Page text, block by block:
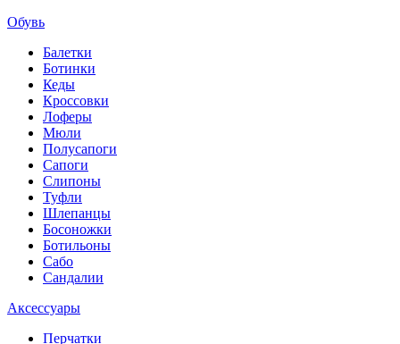
Обувь
Балетки
Ботинки
Кеды
Кроссовки
Лоферы
Мюли
Полусапоги
Сапоги
Слипоны
Туфли
Шлепанцы
Босоножки
Ботильоны
Сабо
Сандалии
Аксессуары
Перчатки